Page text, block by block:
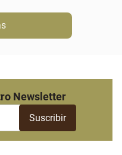
Newsletter